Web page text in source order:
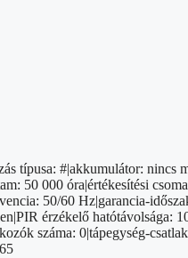
típusa: #|akkumulátor:
50 000 óra|értékesítési
50/60 Hz|garancia-
érzékelő hatótávolsága:
száma: 0|tápegység-